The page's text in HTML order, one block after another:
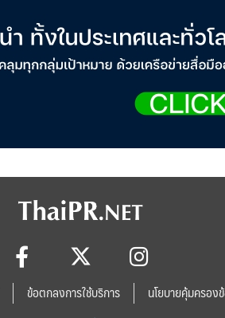
ข้อตกลงการใช้บริการ นโยบายคุ้มครอง